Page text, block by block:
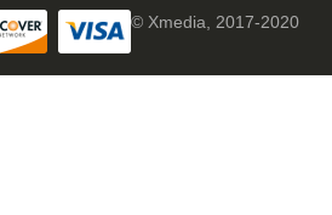
© Xmedia, 2017-2020